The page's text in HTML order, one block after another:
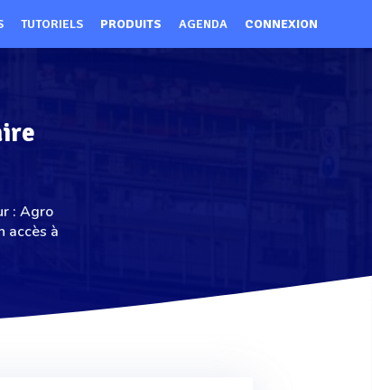
TUTORIELS PRODUITS AGENDA CONNEXION
: Agro
accès à